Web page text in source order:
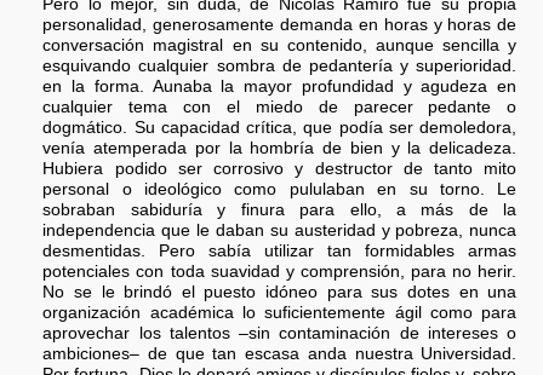
Pero lo mejor, sin duda, de Nicolás Ramiro fue su propia
personalidad, generosamente demanda en horas y horas de
conversación magistral en su contenido, aunque sencilla y
esquivando cualquier sombra de pedantería y superioridad.
en la forma. Aunaba la mayor profundidad y agudeza en
cualquier tema con el miedo de parecer pedante o
dogmático. Su capacidad crítica, que podía ser demoledora,
venía atemperada por la hombría de bien y la delicadeza.
Hubiera podido ser corrosivo y destructor de tanto mito
personal o ideológico como pululaban en su torno. Le
sobraban sabiduría y finura para ello, a más de la
independencia que le daban su austeridad y pobreza, nunca
desmentidas. Pero sabía utilizar tan formidables armas
potenciales con toda suavidad y comprensión, para no herir.
No se le brindó el puesto idóneo para sus dotes en una
organización académica lo suficientemente ágil como para
aprovechar los talentos –sin contaminación de intereses o
ambiciones– de que tan escasa anda nuestra Universidad.